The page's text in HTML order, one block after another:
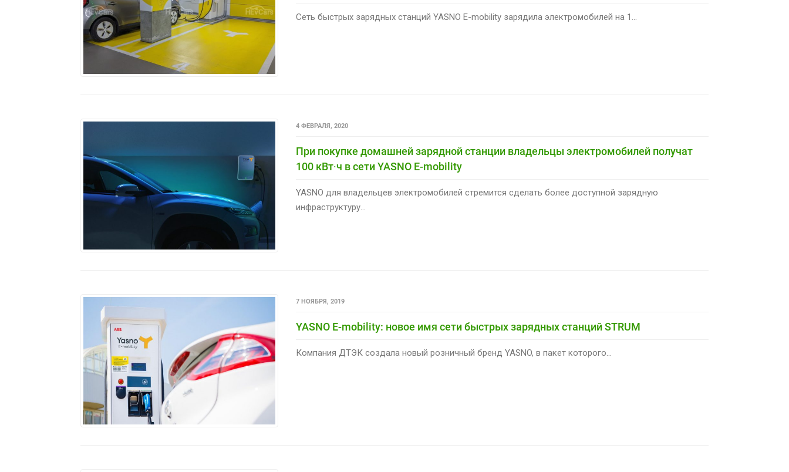
Сеть быстрых зарядных станций YASNO E-mobility зарядила электромобилей на 1...
4 ФЕВРАЛЯ, 2020
При покупке домашней зарядной станции владельцы электромобилей получат
100 кВт∙ч в сети YASNO E-mobility
YASNO для владельцев электромобилей стремится сделать более доступной зарядную
инфраструктуру...
7 НОЯБРЯ, 2019
YASNO E-mobility: новое имя сети быстрых зарядных станций STRUM
Компания ДТЭК создала новый розничный бренд YASNO, в пакет которого...